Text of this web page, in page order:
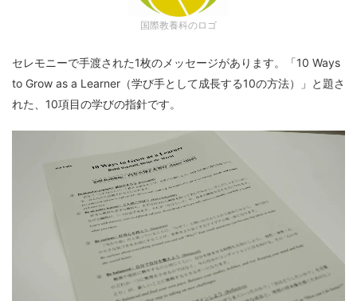
国際教養科のロゴ
セレモニーで手渡された1枚のメッセージがあります。「10 Ways
to Grow as a Learner（学び手として成長する10の方法）」と題さ
れた、10項目の学びの指針です。